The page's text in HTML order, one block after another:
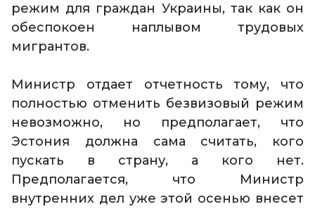
режим для граждан Украины, так как он
обеспокоен наплывом трудовых
мигрантов.
Министр отдает отчетность тому, что
полностью отменить безвизовый режим
невозможно, но предполагает, что
Эстония должна сама считать, кого
пускать в страну, а кого нет.
Предполагается, что Министр
внутренних дел уже этой осенью внесет